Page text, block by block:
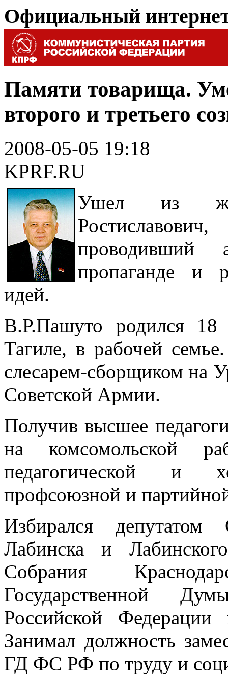
Официальный
Памяти товарища.
второго и третьего
2008-05-05 19:18
KPRF.RU
Ушел из
проводивший
пропаганде и
идей.
В.Р.Пашуто родился
Тагиле, в рабочей
слесарем-сборщиком на
Советской Армии.
Получив высшее
на комсомольской
педагогической и
профсоюзной и
Избирался депутатом
Лабинска и
Собрания
Государственной
Российской Федерации
Занимал должность
ГД ФС РФ по труду и